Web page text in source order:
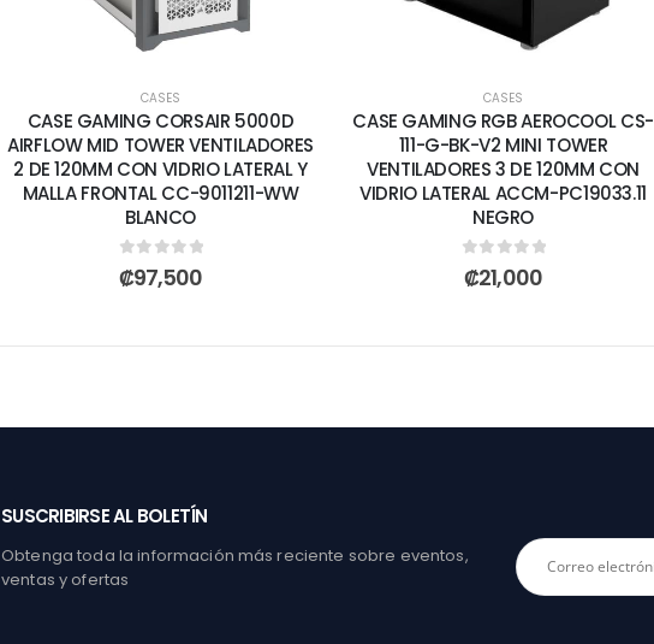
CASES
CASE GAMING CORSAIR 5000D
AIRFLOW MID TOWER VENTILADORES
2 DE 120MM CON VIDRIO LATERAL Y
MALLA FRONTAL CC-9011211-WW
BLANCO
0out of 5
₡97,500
CASES
CASE GAMING RGB AEROCOOL CS-
111-G-BK-V2 MINI TOWER
VENTILADORES 3 DE 120MM CON
VIDRIO LATERAL ACCM-PC19033.11
NEGRO
0out of 5
₡21,000
SUSCRIBIRSE AL BOLETÍN
Obtenga toda la información más reciente sobre eventos,
ventas y ofertas